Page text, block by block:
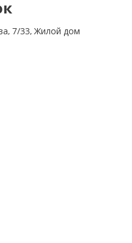
7/33, Жилой дом